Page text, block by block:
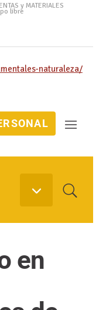
y MATERIALES
libre
naturaleza/